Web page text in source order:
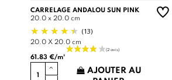
CARRELAGE ANDALOU SUN PINK
20.0 x 20.0 cm
(13)
20.0 X 20.0 cm
61.83 €/m²
AJOUTER AU